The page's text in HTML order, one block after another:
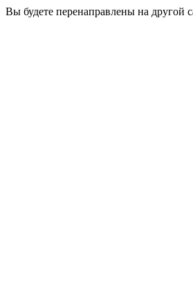
Вы будете перенаправлены на другой